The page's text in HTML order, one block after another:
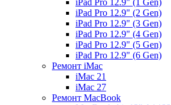
iPad Pro 12.9" (1 Gen)
iPad Pro 12.9" (2 Gen)
iPad Pro 12.9" (3 Gen)
iPad Pro 12.9" (4 Gen)
iPad Pro 12.9" (5 Gen)
iPad Pro 12.9" (6 Gen)
Ремонт iMac
iMac 21
iMac 27
Ремонт MacBook